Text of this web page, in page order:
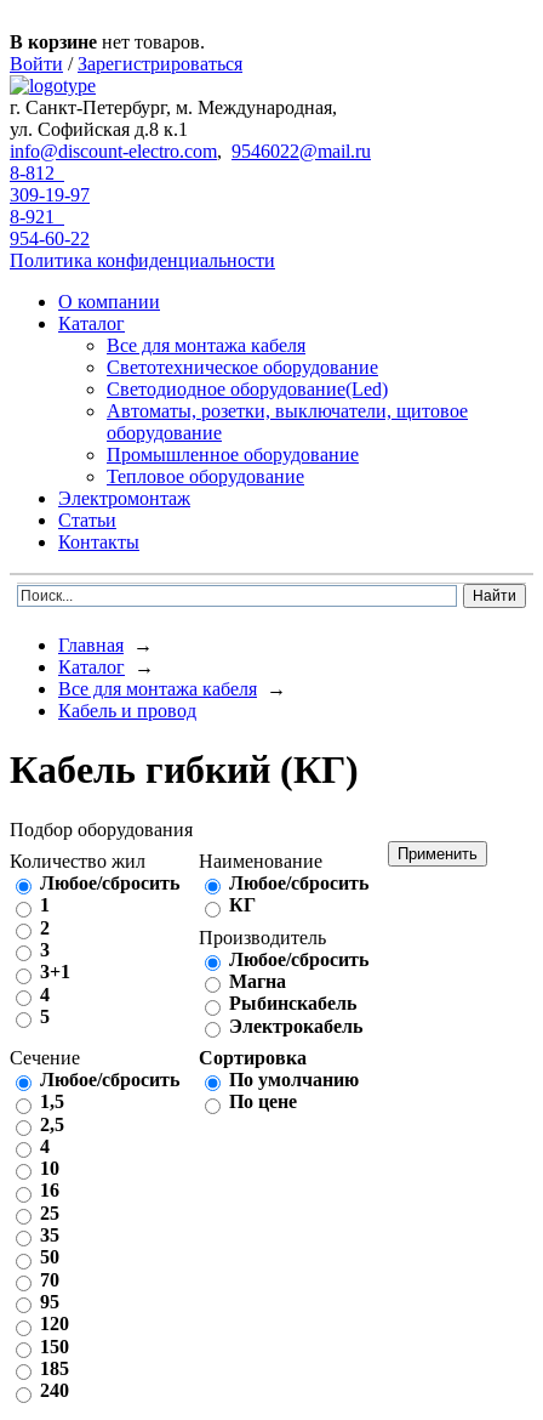
В корзине нет товаров.
Войти / Зарегистрироваться
г. Санкт-Петербург, м. Международная,
ул. Софийская д.8 к.1
info@discount-electro.com, 9546022@mail.ru
8-812
309-19-97
8-921
954-60-22
Политика конфиденциальности
О компании
Каталог
Все для монтажа кабеля
Светотехническое оборудование
Светодиодное оборудование(Led)
Автоматы, розетки, выключатели, щитовое
оборудование
Промышленное оборудование
Тепловое оборудование
Электромонтаж
Статьи
Контакты
Главная →
Каталог →
Все для монтажа кабеля →
Кабель и провод
Кабель гибкий (КГ)
Подбор оборудования
Количество жил
Любое/сбросить
1
2
3
3+1
4
5
Наименование
Любое/сбросить
КГ
Производитель
Любое/сбросить
Магна
Рыбинскабель
Электрокабель
Сечение
Любое/сбросить
1,5
2,5
4
10
16
25
35
50
70
95
120
150
185
240
Сортировка
По умолчанию
По цене